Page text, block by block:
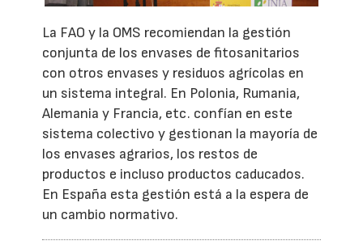
La FAO y la OMS recomiendan la gestión
conjunta de los envases de fitosanitarios
con otros envases y residuos agrícolas en
un sistema integral. En Polonia, Rumania,
Alemania y Francia, etc. confían en este
sistema colectivo y gestionan la mayoría de
los envases agrarios, los restos de
productos e incluso productos caducados.
En España esta gestión está a la espera de
un cambio normativo.